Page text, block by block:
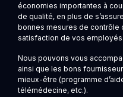
économies importantes à
de qualité, en plus de
bonnes mesures de contrôle
satisfaction de vos employés.
Nous pouvons vous
ainsi que les bons
mieux-être (programme
télémédecine, etc.).